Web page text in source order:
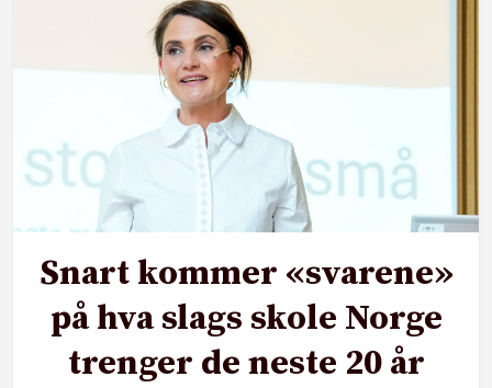
Snart kommer «svarene»
på hva slags skole Norge
trenger de neste 20 år